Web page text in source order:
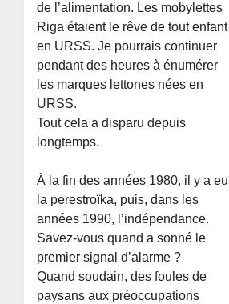
de l’alimentation. Les mobylettes
Riga étaient le rêve de tout enfant
en URSS. Je pourrais continuer
pendant des heures à énumérer
les marques lettones nées en
URSS.
Tout cela a disparu depuis
longtemps.
À la fin des années 1980, il y a eu
la perestroïka, puis, dans les
années 1990, l’indépendance.
Savez-vous quand a sonné le
premier signal d’alarme ?
Quand soudain, des foules de
paysans aux préoccupations